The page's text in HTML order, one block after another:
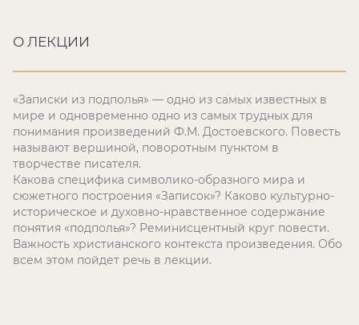
О ЛЕКЦИИ
«Записки из подполья» — одно из самых известных в
мире и одновременно одно из самых трудных для
понимания произведений Ф.М. Достоевского. Повесть
называют вершиной, поворотным пунктом в
творчестве писателя.
Какова специфика символико-образного мира и
сюжетного построения «Записок»? Каково культурно-
историческое и духовно-нравственное содержание
понятия «подполья»? Реминисцентный круг повести.
Важность христианского контекста произведения. Обо
всем этом пойдет речь в лекции.